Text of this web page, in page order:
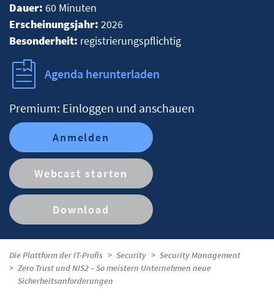
Dauer: 60 Minuten
Erscheinungsjahr: 2026
Besonderheit: registrierungspflichtig
Agenda herunterladen
Premium: Einloggen und anschauen
Anmelden
Webcast starten
Download
Die Plattform der IT-Profis Security
Security Management
Zero Trust und NIS2 – So meistern Unternehmen neue
Sicherheitsanforderungen